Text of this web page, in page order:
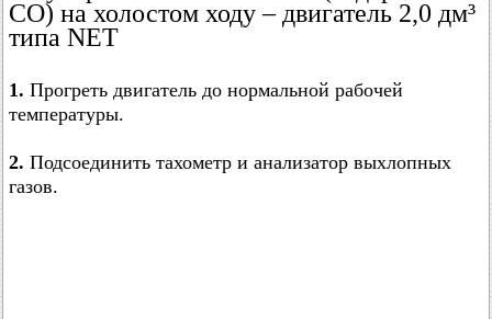
СО) на холостом ходу – двигатель 2,0 дм³
типа NET
1. Прогреть двигатель до нормальной рабочей
температуры.
2. Подсоединить тахометр и анализатор выхлопных
газов.